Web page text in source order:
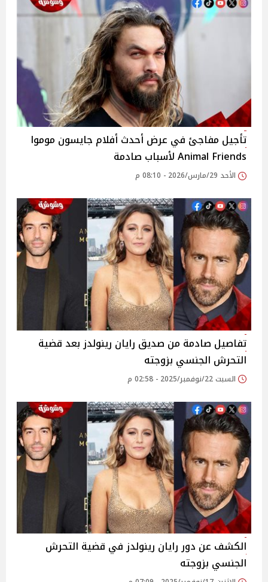
تأجيل مفاجئ في عرض أحدث أفلام جايسون موموا
Animal Friends لأسباب صادمة
الأحد 29/مارس/2026 - 08:10 م
تفاصيل صادمة من صديق رايان رينولدز بعد قضية
التحرش الجنسي بزوجته
السبت 22/نوفمبر/2025 - 02:58 م
الكشف عن دور رايان رينولدز في قضية التحرش
الجنسي بزوجته